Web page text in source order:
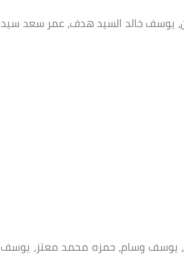
يوسف خالد السيد هدف، عمر سعد سيد
يوسف وسام، حمزه محمد معتز، يوسف